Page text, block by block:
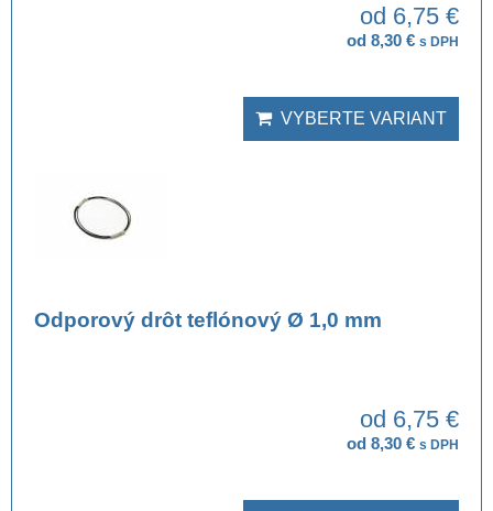
od 6,75 €
od 8,30 € s DPH
VYBERTE VARIANT
Odporový drôt teflónový Ø 1,0 mm
od 6,75 €
od 8,30 € s DPH